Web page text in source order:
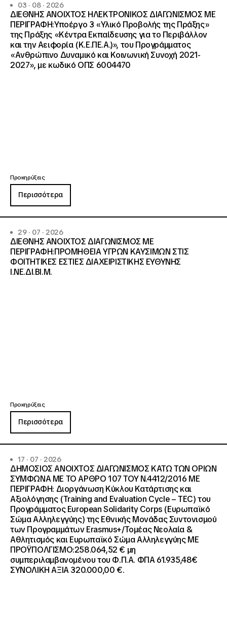
03 · 08 · 2026
ΔΙΕΘΝΗΣ ΑΝΟΙΧΤΟΣ ΗΛΕΚΤΡΟΝΙΚΟΣ ΔΙΑΓΩΝΙΣΜΟΣ ΜΕ
ΠΕΡΙΓΡΑΦΗ:Υποέργο 3 «Υλικό Προβολής της Πράξης»
της Πράξης «Κέντρα Εκπαίδευσης για το Περιβάλλον
και την Αειφορία (Κ.Ε.ΠΕ.Α.)», του Προγράμματος
«Ανθρώπινο Δυναμικό και Κοινωνική Συνοχή 2021-
2027», με κωδικό ΟΠΣ 6004470
Προκηρύξεις
Περισσότερα
29 · 07 · 2026
ΔΙΕΘΝΗΣ ΑΝΟΙΧΤΟΣ ΔΙΑΓΩΝΙΣΜΟΣ ΜΕ
ΠΕΡΙΓΡΑΦΗ:ΠΡΟΜΗΘΕΙΑ ΥΓΡΩΝ ΚΑΥΣΙΜΩΝ ΣΤΙΣ
ΦΟΙΤΗΤΙΚΕΣ ΕΣΤΙΕΣ ΔΙΑΧΕΙΡΙΣΤΙΚΗΣ ΕΥΘΥΝΗΣ
Ι.ΝΕ.ΔΙ.ΒΙ.Μ.
Προκηρύξεις
Περισσότερα
17 · 07 · 2026
ΔΗΜΟΣΙΟΣ ΑΝΟΙΧΤΟΣ ΔΙΑΓΩΝΙΣΜΟΣ ΚΑΤΩ ΤΩΝ ΟΡΙΩΝ
ΣΥΜΦΩΝΑ ΜΕ ΤΟ ΑΡΘΡΟ 107 ΤΟΥ Ν.4412/2016 ΜΕ
ΠΕΡΙΓΡΑΦΗ: Διοργάνωση Κύκλου Κατάρτισης και
Αξιολόγησης (Training and Evaluation Cycle – TEC) του
Προγράμματος European Solidarity Corps (Ευρωπαϊκό
Σώμα Αλληλεγγύης) της Εθνικής Μονάδας Συντονισμού
των Προγραμμάτων Erasmus+/Τομέας Νεολαία &
Αθλητισμός και Ευρωπαϊκό Σώμα Αλληλεγγύης ΜΕ
ΠΡΟΫΠΟΛΓΙΣΜΟ:258.064,52 € μη
συμπεριλαμβανομένου του Φ.Π.Α. ΦΠΑ 61.935,48€
ΣΥΝΟΛΙΚΗ ΑΞΙΑ 320.000,00 €.